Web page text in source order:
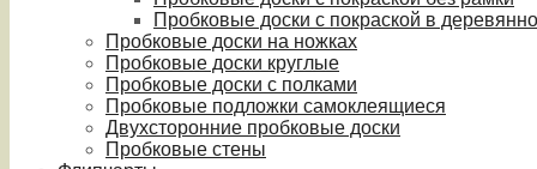
Пробковые доски с покраской в
Пробковые доски на ножках
Пробковые доски круглые
Пробковые доски с полками
Пробковые подложки самоклеящиеся
Двухсторонние пробковые доски
Пробковые стены